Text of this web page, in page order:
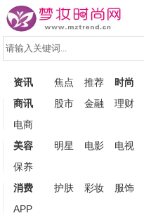
资讯 焦点 推荐 时尚
商讯
股市 金融 理财
电商
美容
明星 电影 电视
保养
消费
护肤 彩妆 服饰
APP